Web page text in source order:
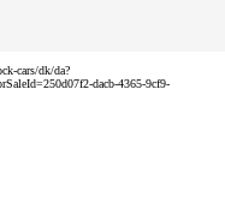
cars/dk/da?
dacb-4365-9cf9-